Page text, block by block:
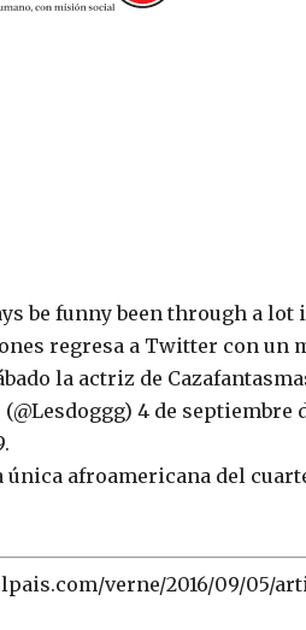
be funny been through a lot
regresa a Twitter con un
la actriz de
4 de septiembre
única afroamericana del
verne/2016/09/05/